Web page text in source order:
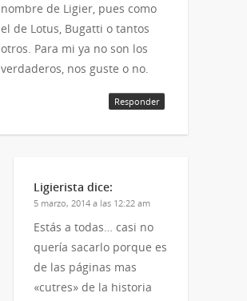
nombre de Ligier, pues como
el de Lotus, Bugatti o tantos
otros. Para mi ya no son los
verdaderos, nos guste o no.
Responder
Ligierista dice:
5 marzo, 2014 a las 12:22 am
Estás a todas… casi no
quería sacarlo porque es
de las páginas mas
«cutres» de la historia